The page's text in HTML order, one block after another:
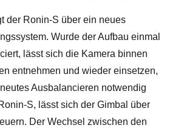
der Ronin-S über ein neues
Wurde der Aufbau einmal
lässt sich die Kamera binnen
entnehmen und wieder einsetzen,
Ausbalancieren notwendig
S, lässt sich der Gimbal über
Der Wechsel zwischen den